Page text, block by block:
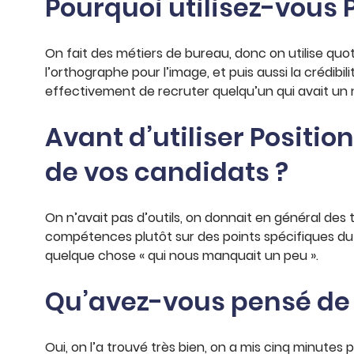
Pourquoi utilisez-vous
On fait des métiers de bureau, donc on utilise
l’orthographe pour l’image, et puis aussi la
effectivement de recruter quelqu’un qui avait un
Avant d’utiliser
de vos candidats ?
On n’avait pas d’outils, on donnait en général
compétences plutôt sur des points spécifiques
quelque chose « qui nous manquait un peu ».
Qu’avez-vous pensé de
Oui, on l’a trouvé très bien, on a mis cinq